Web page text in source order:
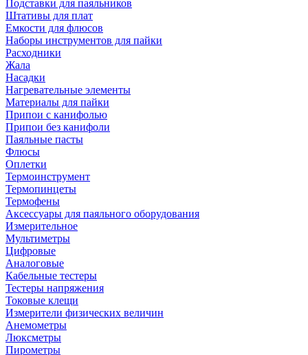
Подставки для паяльников
Штативы для плат
Емкости для флюсов
Наборы инструментов для пайки
Расходники
Жала
Насадки
Нагревательные элементы
Материалы для пайки
Припои с канифолью
Припои без канифоли
Паяльные пасты
Флюсы
Оплетки
Термоинструмент
Термопинцеты
Термофены
Аксессуары для паяльного оборудования
Измерительное
Мультиметры
Цифровые
Аналоговые
Кабельные тестеры
Тестеры напряжения
Токовые клещи
Измерители физических величин
Анемометры
Люксметры
Пирометры